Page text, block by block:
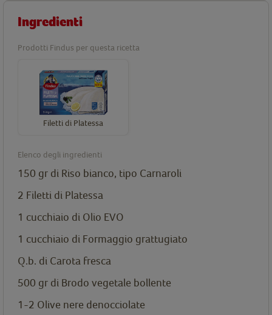
Ingredienti
Prodotti Findus per questa ricetta
Filetti di Platessa
Elenco degli ingredienti
150 gr di Riso bianco, tipo Carnaroli
2 Filetti di Platessa
1 cucchiaio di Olio EVO
1 cucchiaio di Formaggio grattugiato
Q.b. di Carota fresca
500 gr di Brodo vegetale bollente
1-2 Olive nere denocciolate